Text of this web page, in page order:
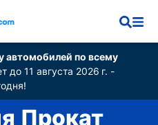
автомобилей по всему
до 11 августа 2026 г. -
Прокат